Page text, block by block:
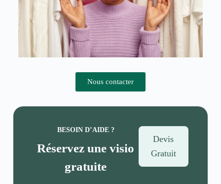
Nous contacter
BESOIN D’AIDE ?
Réservez une visio
gratuite
Devis
Gratuit